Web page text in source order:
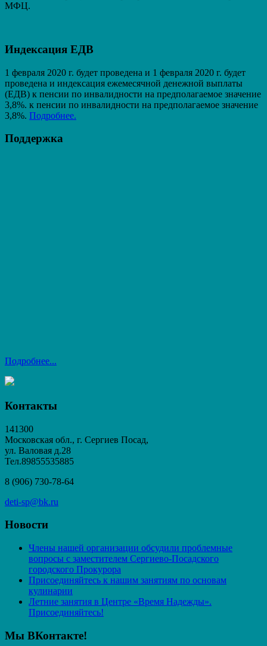
МФЦ.
Индексация ЕДВ
1 февраля 2020 г. будет проведена и 1 февраля 2020 г. будет
проведена и индексация ежемесячной денежной выплаты
(ЕДВ) к пенсии по инвалидности на предполагаемое значение
3,8%. к пенсии по инвалидности на предполагаемое значение
3,8%. Подробнее.
Поддержка
Подробнее...
Контакты
141300
Московская обл., г. Сергиев Посад,
ул. Валовая д.28
Тел.89855535885
8 (906) 730-78-64
deti-sp@bk.ru
Новости
Члены нашей организации обсудили проблемные
вопросы с заместителем Сергиево-Посадского
городского Прокурора
Присоединяйтесь к нашим занятиям по основам
кулинарии
Летние занятия в Центре «Время Надежды».
Присоединяйтесь!
Мы ВКонтакте!